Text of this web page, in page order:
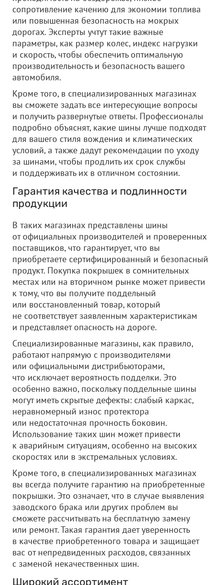
сопротивление качению для экономии топлива
или повышенная безопасность на мокрых
дорогах. Эксперты учтут такие важные
параметры, как размер колес, индекс нагрузки
и скорость, чтобы обеспечить оптимальную
производительность и безопасность вашего
автомобиля.
Кроме того, в специализированных магазинах
вы сможете задать все интересующие вопросы
и получить развернутые ответы. Профессионалы
подробно объяснят, какие шины лучше подходят
для вашего стиля вождения и климатических
условий, а также дадут рекомендации по уходу
за шинами, чтобы продлить их срок службы
и поддерживать их в отличном состоянии.
Гарантия качества и подлинности
продукции
В таких магазинах представлены шины
от официальных производителей и проверенных
поставщиков, что гарантирует, что вы
приобретаете сертифицированный и безопасный
продукт. Покупка покрышек в сомнительных
местах или на вторичном рынке может привести
к тому, что вы получите поддельный
или восстановленный товар, который
не соответствует заявленным характеристикам
и представляет опасность на дороге.
Специализированные магазины, как правило,
работают напрямую с производителями
или официальными дистрибьюторами,
что исключает вероятность подделки. Это
особенно важно, поскольку поддельные шины
могут иметь скрытые дефекты: слабый каркас,
неравномерный износ протектора
или недостаточная прочность боковин.
Использование таких шин может привести
к аварийным ситуациям, особенно на высоких
скоростях или в экстремальных условиях.
Кроме того, в специализированных магазинах
вы всегда получите гарантию на приобретенные
покрышки. Это означает, что в случае выявления
заводского брака или других проблем вы
сможете рассчитывать на бесплатную замену
или ремонт. Такая гарантия дает уверенность
в качестве приобретенного товара и защищает
вас от непредвиденных расходов, связанных
с заменой некачественных шин.
Широкий ассортимент